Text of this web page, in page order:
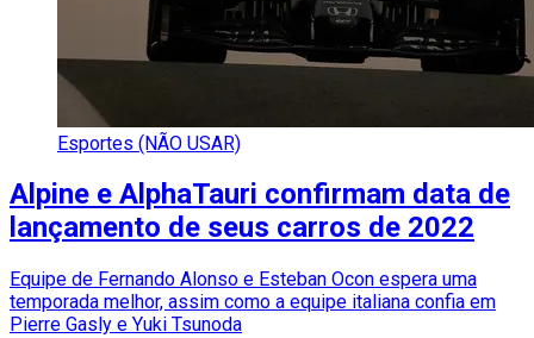
Esportes (NÃO USAR)
Alpine e AlphaTauri confirmam data de
lançamento de seus carros de 2022
Equipe de Fernando Alonso e Esteban Ocon espera uma
temporada melhor, assim como a equipe italiana confia em
Pierre Gasly e Yuki Tsunoda